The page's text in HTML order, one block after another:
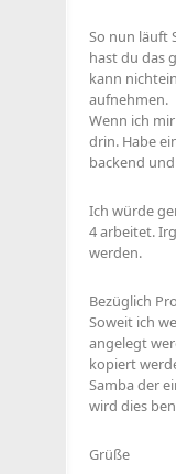
So nun läuft
hast du das
kann
aufnehmen.
Wenn ich
drin. Habe
backend
Ich würde
4 arbeitet.
werden.
Bezüglich
Soweit ich
angelegt
kopiert
Samba der
wird dies
Grüße